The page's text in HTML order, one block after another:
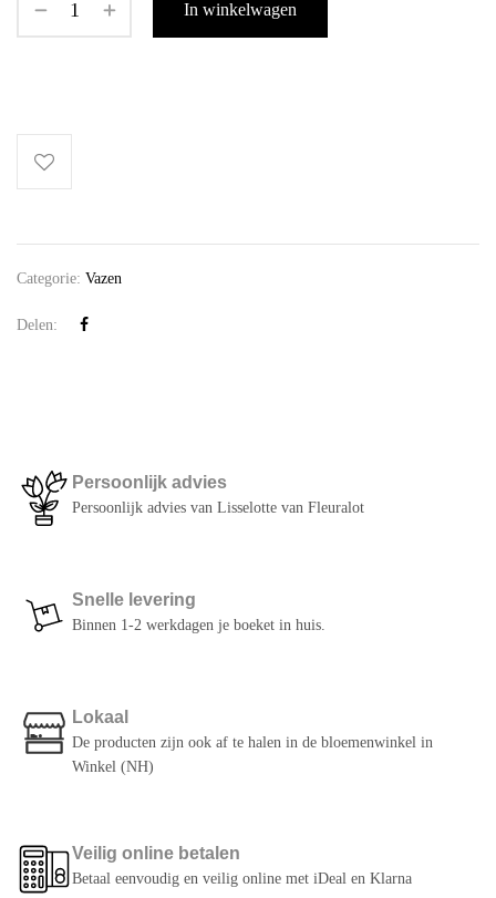
In winkelwagen
Categorie: Vazen
Delen:
Persoonlijk advies
Persoonlijk advies van Lisselotte van Fleuralot
Snelle levering
Binnen 1-2 werkdagen je boeket in huis.
Lokaal
De producten zijn ook af te halen in de bloemenwinkel in
Winkel (NH)
Veilig online betalen
Betaal eenvoudig en veilig online met iDeal en Klarna